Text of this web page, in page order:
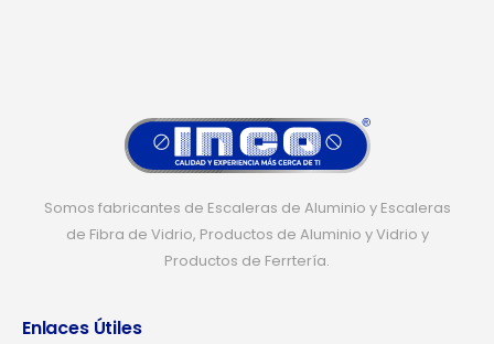
Somos fabricantes de Escaleras de Aluminio y Escaleras
de Fibra de Vidrio, Productos de Aluminio y Vidrio y
Productos de Ferrtería.
Enlaces Útiles